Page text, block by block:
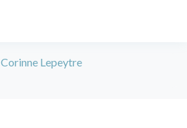
Corinne Lepeytre